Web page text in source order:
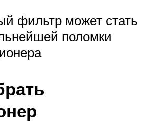
фильтр может стать
поломки